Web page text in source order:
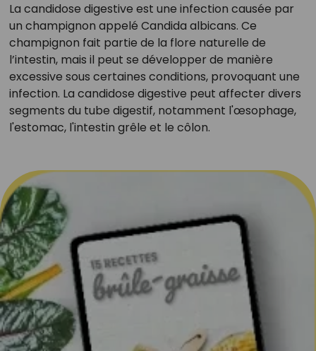
La candidose digestive est une infection causée par
un champignon appelé Candida albicans. Ce
champignon fait partie de la flore naturelle de
l’intestin, mais il peut se développer de manière
excessive sous certaines conditions, provoquant une
infection. La candidose digestive peut affecter divers
segments du tube digestif, notamment l'œsophage,
l'estomac, l'intestin grêle et le côlon.